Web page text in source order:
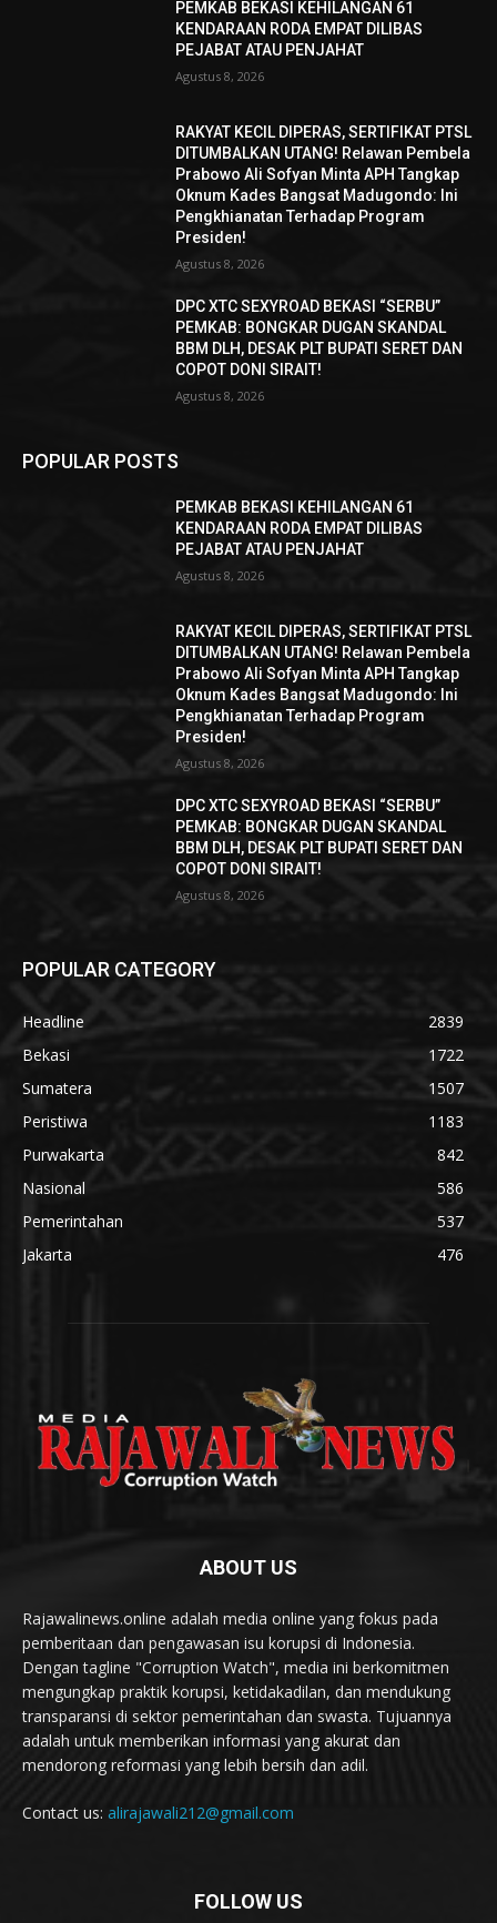
PEMKAB BEKASI KEHILANGAN 61
KENDARAAN RODA EMPAT DILIBAS
PEJABAT ATAU PENJAHAT
Agustus 8, 2026
RAKYAT KECIL DIPERAS, SERTIFIKAT PTSL
DITUMBALKAN UTANG! Relawan Pembela
Prabowo Ali Sofyan Minta APH Tangkap
Oknum Kades Bangsat Madugondo: Ini
Pengkhianatan Terhadap Program
Presiden!
Agustus 8, 2026
DPC XTC SEXYROAD BEKASI “SERBU”
PEMKAB: BONGKAR DUGAN SKANDAL
BBM DLH, DESAK PLT BUPATI SERET DAN
COPOT DONI SIRAIT!
Agustus 8, 2026
POPULAR POSTS
PEMKAB BEKASI KEHILANGAN 61
KENDARAAN RODA EMPAT DILIBAS
PEJABAT ATAU PENJAHAT
Agustus 8, 2026
RAKYAT KECIL DIPERAS, SERTIFIKAT PTSL
DITUMBALKAN UTANG! Relawan Pembela
Prabowo Ali Sofyan Minta APH Tangkap
Oknum Kades Bangsat Madugondo: Ini
Pengkhianatan Terhadap Program
Presiden!
Agustus 8, 2026
DPC XTC SEXYROAD BEKASI “SERBU”
PEMKAB: BONGKAR DUGAN SKANDAL
BBM DLH, DESAK PLT BUPATI SERET DAN
COPOT DONI SIRAIT!
Agustus 8, 2026
POPULAR CATEGORY
Headline
2839
Bekasi
1722
Sumatera
1507
Peristiwa
1183
Purwakarta
842
Nasional
586
Pemerintahan
537
Jakarta
476
ABOUT US
Rajawalinews.online adalah media online yang fokus pada
pemberitaan dan pengawasan isu korupsi di Indonesia.
Dengan tagline "Corruption Watch", media ini berkomitmen
mengungkap praktik korupsi, ketidakadilan, dan mendukung
transparansi di sektor pemerintahan dan swasta. Tujuannya
adalah untuk memberikan informasi yang akurat dan
mendorong reformasi yang lebih bersih dan adil.
Contact us: alirajawali212@gmail.com
FOLLOW US